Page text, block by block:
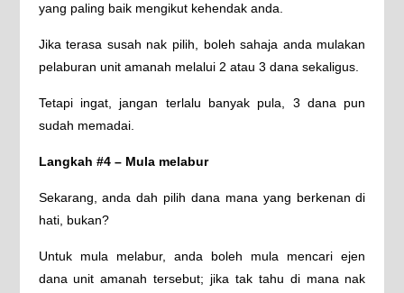
yang paling baik mengikut kehendak anda.
Jika terasa susah nak pilih, boleh sahaja anda mulakan
pelaburan unit amanah melalui 2 atau 3 dana sekaligus.
Tetapi ingat, jangan terlalu banyak pula, 3 dana pun
sudah memadai.
Langkah #4 – Mula melabur
Sekarang, anda dah pilih dana mana yang berkenan di
hati, bukan?
Untuk mula melabur, anda boleh mula mencari ejen
dana unit amanah tersebut; jika tak tahu di mana nak